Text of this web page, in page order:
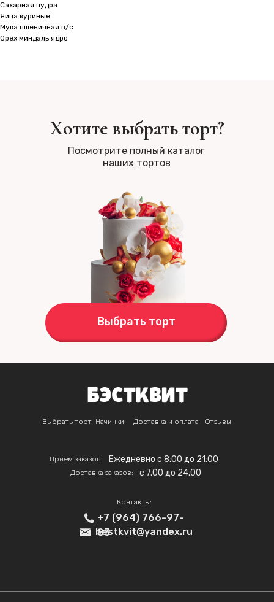
Сахарная пудра
Яйца куриные
Мука пшеничная в/с
Орех миндаль ядро
Хотите выбрать торт?
Посмотрите полный каталог
наших тортов
Выбрать торт
Контакты:
Выбрать торт Начинки Доставка и оплата Отзывы
Прием заказов: Ежедневно с 8:00 до 21:00
Доставка заказов: c 7.00 до 24.00
bestkvit@yandex.ru
+7 (964) 766-97-
83